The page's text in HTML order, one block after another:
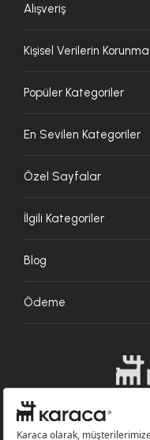
Alışveriş
Kişisel Verilerin
Popüler Kategoriler
En Sevilen Kategoriler
Özel Sayfalar
İlgili Kategoriler
Blog
Ödeme